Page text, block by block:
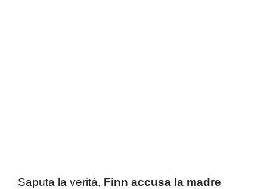
Saputa la verità, Finn accusa la madre